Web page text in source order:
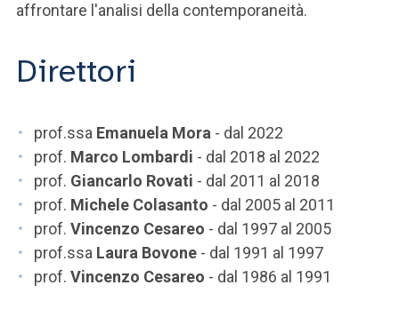
affrontare l'analisi della contemporaneità.
Direttori
prof.ssa Emanuela Mora - dal 2022
prof. Marco Lombardi - dal 2018 al 2022
prof. Giancarlo Rovati - dal 2011 al 2018
prof. Michele Colasanto - dal 2005 al 2011
prof. Vincenzo Cesareo - dal 1997 al 2005
prof.ssa Laura Bovone - dal 1991 al 1997
prof. Vincenzo Cesareo - dal 1986 al 1991